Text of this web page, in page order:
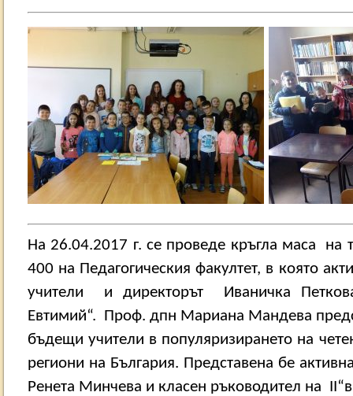
На 26.04.2017 г. се проведе кръгла маса
на
400 на Педагогическия факултет, в която
учители
и директорът
Иваничка
Евтимий“.
Проф. дпн Мариана Мандева
бъдещи учители в популяризирането на
региони на България. Представена бе
Ренета Минчева и класен ръководител на